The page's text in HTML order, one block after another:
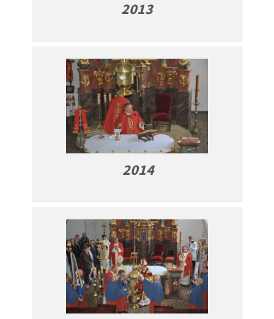
2013
2014